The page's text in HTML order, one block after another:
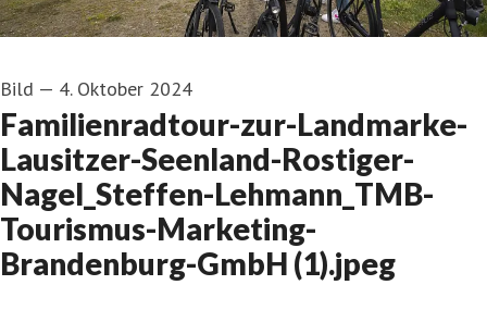
Bild — 4. Oktober 2024
Familienradtour-zur-Landmarke-
Lausitzer-Seenland-Rostiger-
Nagel_Steffen-Lehmann_TMB-
Tourismus-Marketing-
Brandenburg-GmbH (1).jpeg